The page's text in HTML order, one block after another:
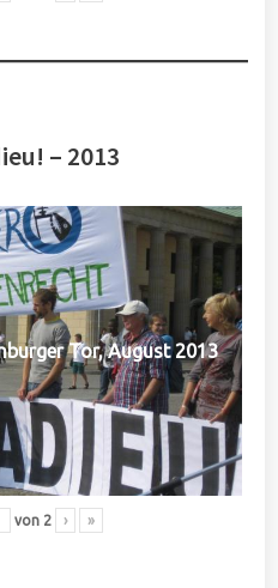
– 2013
Tor, August 2013
von 2 › »